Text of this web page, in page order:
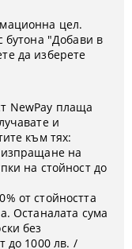
цел.
бутона "Добави в
да изберете
NewPay плаща
и
към тях:
на
на стойност до
от стойността
Останалата сума
без
до 1000 лв. /